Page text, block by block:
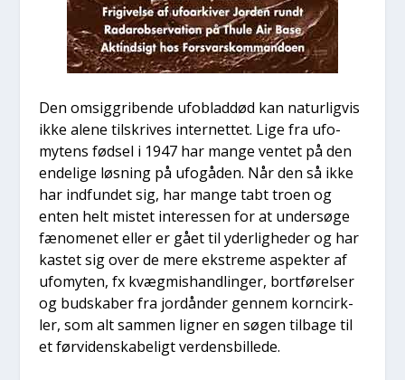
Den omsig­gri­ben­de ufoblad­død kan natur­lig­vis
ikke ale­ne til­skri­ves inter­net­tet. Lige fra ufo­
mytens fød­sel i 1947 har man­ge ven­tet på den
ende­li­ge løs­ning på ufo­gå­den. Når den så ikke
har ind­fun­det sig, har man­ge tabt tro­en og
enten helt mistet inter­es­sen for at under­sø­ge
fæno­me­net eller er gået til yder­lig­he­der og har
kastet sig over de mere ekstre­me aspek­ter af
ufo­myten, fx kvæg­mis­hand­lin­ger, bort­fø­rel­ser
og bud­ska­ber fra jordån­der gen­nem kor­n­cirk­
ler, som alt sam­men lig­ner en søgen til­ba­ge til
et før­vi­den­ska­be­ligt ver­dens­bil­le­de.